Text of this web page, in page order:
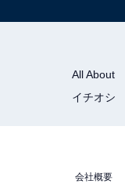
All About
イチオシ
会社概要